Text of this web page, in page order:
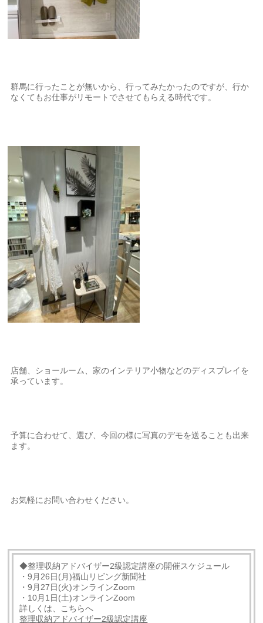
群馬に行ったことが無いから、行ってみたかったのですが、行か
なくてもお仕事がリモートでさせてもらえる時代です。
店舗、ショールーム、家のインテリア小物などのディスプレイを
承っています。
予算に合わせて、選び、今回の様に写真のデモを送ることも出来
ます。
お気軽にお問い合わせください。
◆整理収納アドバイザー2級認定講座の開催スケジュール
・9月26日(月)福山リビング新聞社
・9月27日(火)オンラインZoom
・10月1日(土)オンラインZoom
詳しくは、こちらへ
整理収納アドバイザー2級認定講座